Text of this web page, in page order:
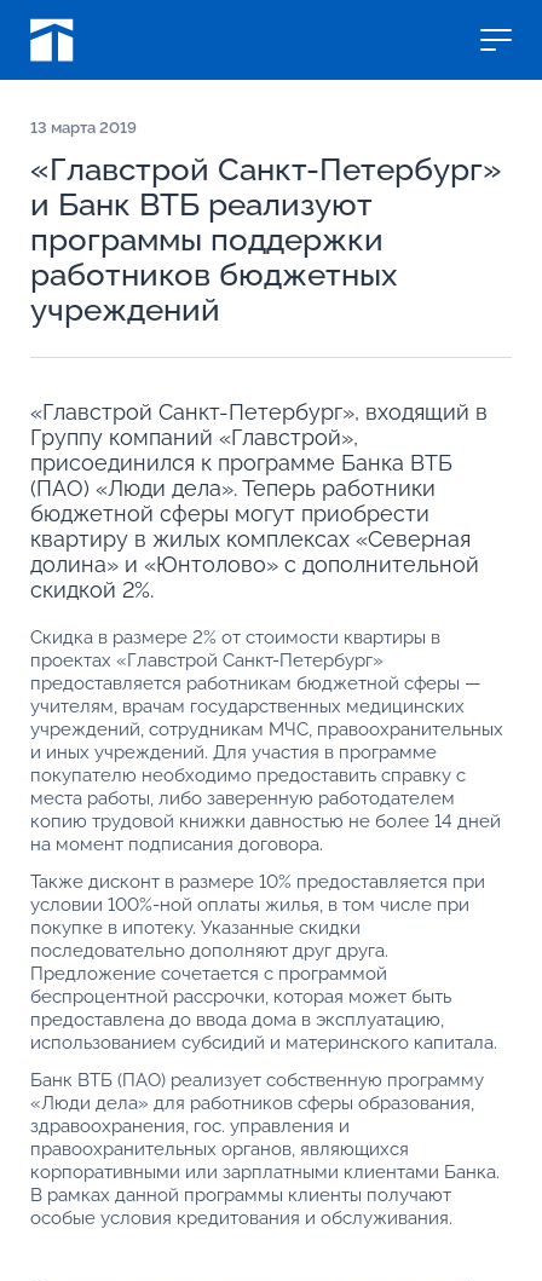
13 марта 2019
«Главстрой Санкт-Петербург»
и Банк ВТБ реализуют
программы поддержки
работников бюджетных
учреждений
«Главстрой Санкт-Петербург», входящий в
Группу компаний «Главстрой»,
присоединился к программе Банка ВТБ
(ПАО) «Люди дела». Теперь работники
бюджетной сферы могут приобрести
квартиру в жилых комплексах «Северная
долина» и «Юнтолово» с дополнительной
скидкой 2%.
Скидка в размере 2% от стоимости квартиры в
проектах «Главстрой Санкт-Петербург»
предоставляется работникам бюджетной сферы —
учителям, врачам государственных медицинских
учреждений, сотрудникам МЧС, правоохранительных
и иных учреждений. Для участия в программе
покупателю необходимо предоставить справку с
места работы, либо заверенную работодателем
копию трудовой книжки давностью не более 14 дней
на момент подписания договора.
Также дисконт в размере 10% предоставляется при
условии 100%-ной оплаты жилья, в том числе при
покупке в ипотеку. Указанные скидки
последовательно дополняют друг друга.
Предложение сочетается с программой
беспроцентной рассрочки, которая может быть
предоставлена до ввода дома в эксплуатацию,
использованием субсидий и материнского капитала.
Банк ВТБ (ПАО) реализует собственную программу
«Люди дела» для работников сферы образования,
здравоохранения, гос. управления и
правоохранительных органов, являющихся
корпоративными или зарплатными клиентами Банка.
В рамках данной программы клиенты получают
особые условия кредитования и обслуживания.